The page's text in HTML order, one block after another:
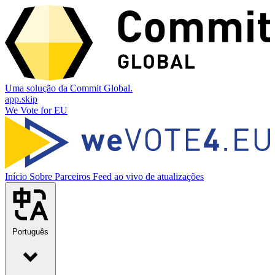
Uma solução da Commit Global.
app.skip
We Vote for EU
Início Sobre Parceiros Feed ao vivo de atualizações
Português